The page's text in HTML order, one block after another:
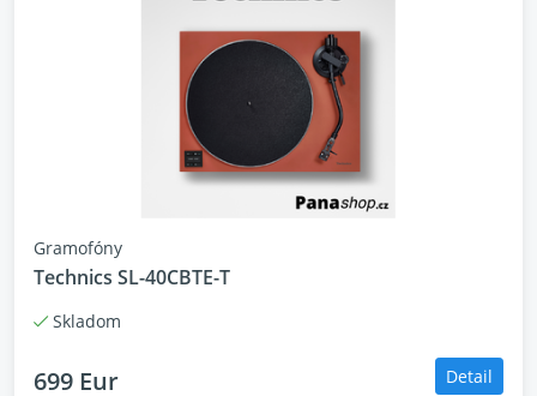
Gramofóny
Technics SL-40CBTE-T
Skladom
699 Eur Detail